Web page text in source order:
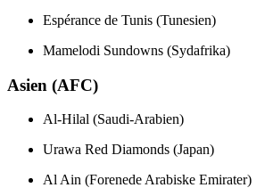
Espérance de Tunis (Tunesien)
Mamelodi Sundowns (Sydafrika)
Asien (AFC)
Al-Hilal (Saudi-Arabien)
Urawa Red Diamonds (Japan)
Al Ain (Forenede Arabiske Emirater)